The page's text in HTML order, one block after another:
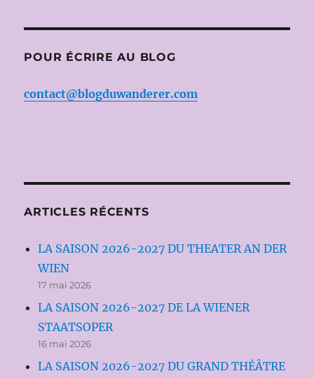
POUR ÉCRIRE AU BLOG
contact@blogduwanderer.com
ARTICLES RÉCENTS
LA SAISON 2026-2027 DU THEATER AN DER
WIEN
17 mai 2026
LA SAISON 2026-2027 DE LA WIENER
STAATSOPER
16 mai 2026
LA SAISON 2026-2027 DU GRAND THÉÂTRE